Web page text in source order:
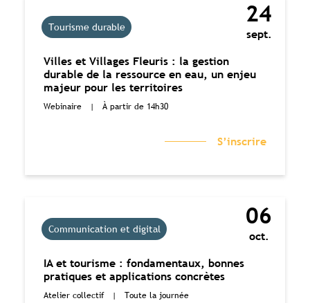
Tourisme durable
24
sept.
Villes et Villages Fleuris : la gestion
durable de la ressource en eau, un enjeu
majeur pour les territoires
Webinaire | À partir de 14h30
S’inscrire
Communication et digital
06
oct.
IA et tourisme : fondamentaux, bonnes
pratiques et applications concrètes
Atelier collectif | Toute la journée